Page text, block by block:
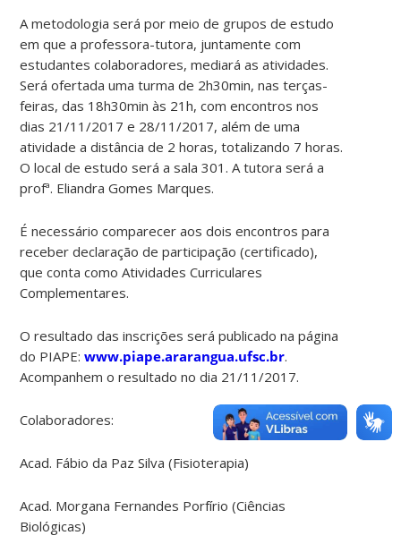
A metodologia será por meio de grupos de estudo
em que a professora-tutora, juntamente com
estudantes colaboradores, mediará as atividades.
Será ofertada uma turma de 2h30min, nas terças-
feiras, das 18h30min às 21h, com encontros nos
dias 21/11/2017 e 28/11/2017, além de uma
atividade a distância de 2 horas, totalizando 7 horas.
O local de estudo será a sala 301. A tutora será a
profª. Eliandra Gomes Marques.
É necessário comparecer aos dois encontros para
receber declaração de participação (certificado),
que conta como Atividades Curriculares
Complementares.
O resultado das inscrições será publicado na página
do PIAPE:www.piape.ararangua.ufsc.br.
Acompanhem o resultado no dia 21/11/2017.
Colaboradores:
Acad. Fábio da Paz Silva (Fisioterapia)
Acad. Morgana Fernandes Porfírio (Ciências
Biológicas)